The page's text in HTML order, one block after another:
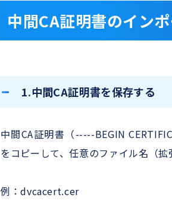
中間CA証明書のイン
1.中間CA証明書を保存する
中間CA証明書（-----BEGIN
をコピーして、任意のファイル名（拡
例：dvcacert.cer